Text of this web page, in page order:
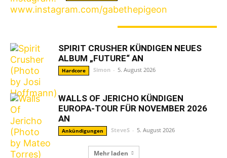
SPIRIT CRUSHER KÜNDIGEN NEUES
ALBUM „FUTURE“ AN
Hardcore Simon - 5. August 2026
WALLS OF JERICHO KÜNDIGEN
EUROPA-TOUR FÜR NOVEMBER 2026
AN
Ankündigungen SteveS - 5. August 2026
Mehr laden